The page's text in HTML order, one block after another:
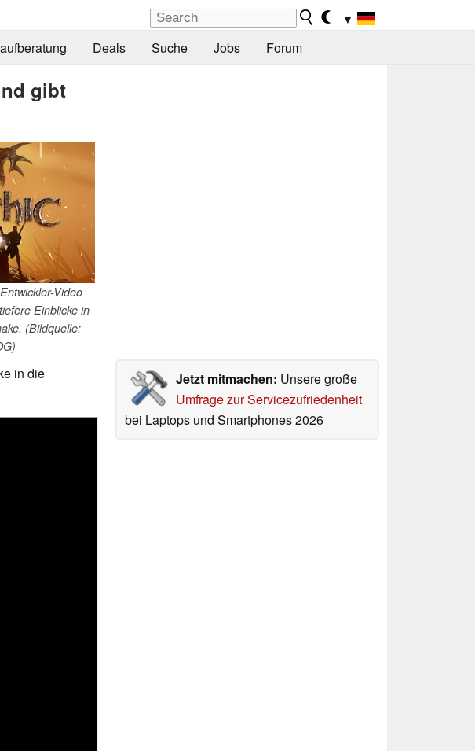
▼
Deals Suche Jobs Forum
gibt
Video
Einblicke in
(Bildquelle:
Jetzt mitmachen: Unsere große
Umfrage zur Servicezufriedenheit
bei Laptops und Smartphones 2026
in die